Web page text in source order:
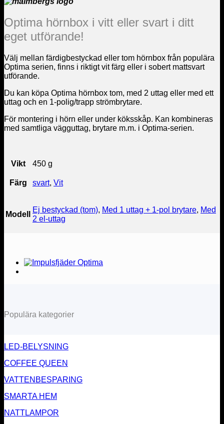
Optima hörnbox i vitt eller svart i ditt
eget utförande!
Välj mellan färdigbestyckad eller tom hörnbox från populära
Optima serien, finns i riktigt vit färg eller i sobert mattsvart
utförande.
Du kan köpa Optima hörnbox tom, med 2 uttag eller med ett
uttag och en 1-polig/trapp strömbrytare.
För montering i hörn eller under köksskåp. Kan kombineras
med samtliga vägguttag, brytare m.m. i Optima-serien.
Vikt 450 g
Färg svart, Vit
Modell
Ej bestyckad (tom), Med 1 uttag + 1-pol brytare, Med
2 el-uttag
Populära kategorier
LED-BELYSNING
COFFEE QUEEN
VATTENBESPARING
SMARTA HEM
NATTLAMPOR